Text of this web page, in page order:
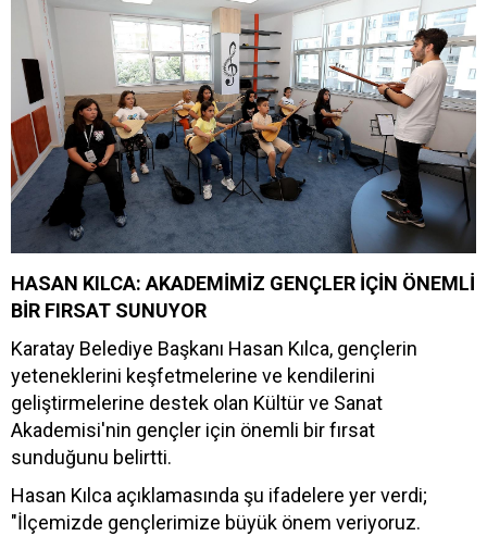
HASAN KILCA: AKADEMİMİZ GENÇLER İÇİN ÖNEMLİ
BİR FIRSAT SUNUYOR
Karatay Belediye Başkanı Hasan Kılca, gençlerin
yeteneklerini keşfetmelerine ve kendilerini
geliştirmelerine destek olan Kültür ve Sanat
Akademisi'nin gençler için önemli bir fırsat
sunduğunu belirtti.
Hasan Kılca açıklamasında şu ifadelere yer verdi;
"İlçemizde gençlerimize büyük önem veriyoruz.